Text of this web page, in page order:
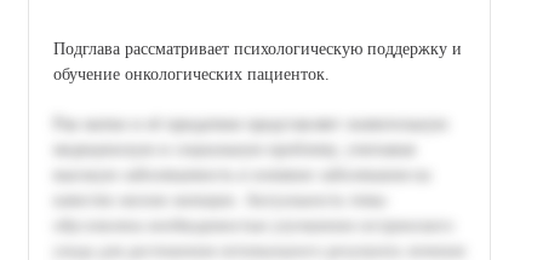
Подглава рассматривает психологическую поддержку и
обучение онкологических пациенток.